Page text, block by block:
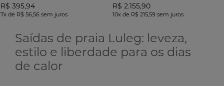
R$ 395,94
7x de R$ 56,56 sem juros
R$ 2.155,90
10xde R$ 215,59 sem juros
Saídas de praia Luleg: leveza,
estilo e liberdade para os dias
de calor